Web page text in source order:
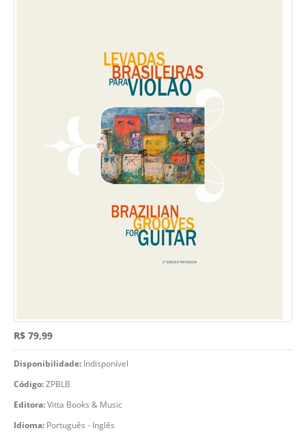
R$ 79,99
Disponibilidade: Indisponível
Código:ZPBLB
Editora:Vitta Books & Music
Idioma: Português - Inglês